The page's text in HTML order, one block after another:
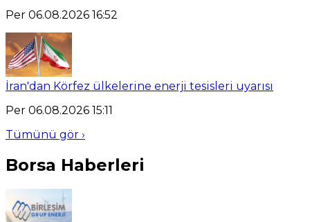
Per 06.08.2026 16:52
İran'dan Körfez ülkelerine enerji tesisleri uyarısı
Per 06.08.2026 15:11
Tümünü gör ›
Borsa Haberleri